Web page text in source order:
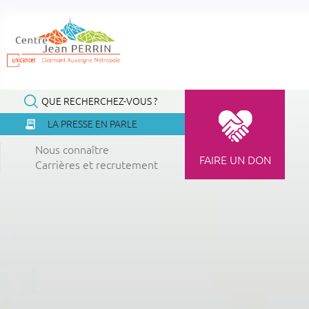
QUE RECHERCHEZ-VOUS ?
LA PRESSE EN PARLE
Nous connaître
Carrières et recrutement
FAIRE UN DON
Profils